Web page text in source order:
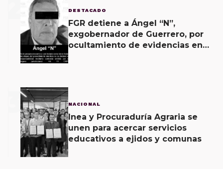
DESTACADO
FGR detiene a Ángel “N”,
exgobernador de Guerrero, por
ocultamiento de evidencias en
3 NACIONAL
Inea y Procuraduría Agraria se
unen para acercar servicios
educativos a ejidos y comunas